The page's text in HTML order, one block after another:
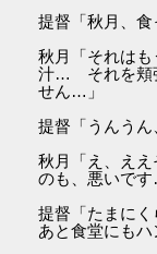
提督「秋月、食
秋月「それは
汁… それを頬
せん…」
提督「うんうん
秋月「え、え
のも、悪いです
提督「たまに
あと食堂にもハ